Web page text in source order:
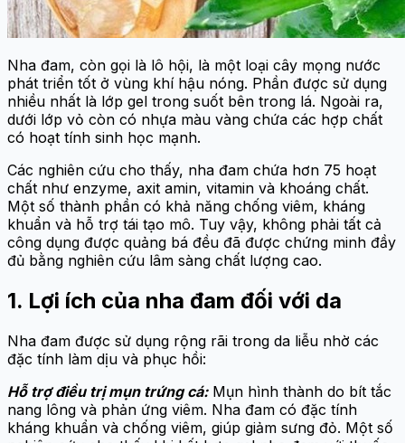
Nha đam, còn gọi là lô hội, là một loại cây mọng nước
phát triển tốt ở vùng khí hậu nóng. Phần được sử dụng
nhiều nhất là lớp gel trong suốt bên trong lá. Ngoài ra,
dưới lớp vỏ còn có nhựa màu vàng chứa các hợp chất
có hoạt tính sinh học mạnh.
Các nghiên cứu cho thấy, nha đam chứa hơn 75 hoạt
chất như enzyme, axit amin, vitamin và khoáng chất.
Một số thành phần có khả năng chống viêm, kháng
khuẩn và hỗ trợ tái tạo mô. Tuy vậy, không phải tất cả
công dụng được quảng bá đều đã được chứng minh đầy
đủ bằng nghiên cứu lâm sàng chất lượng cao.
1. Lợi ích của nha đam đối với da
Nha đam được sử dụng rộng rãi trong da liễu nhờ các
đặc tính làm dịu và phục hồi:
Hỗ trợ điều trị mụn trứng cá:Mụn hình thành do bít tắc
nang lông và phản ứng viêm. Nha đam có đặc tính
kháng khuẩn và chống viêm, giúp giảm sưng đỏ. Một số